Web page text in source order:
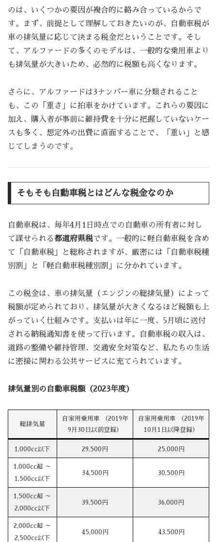
のは、いくつかの要因が複合的に絡み合っているからで
す。まず、前提として理解しておきたいのが、自動車税が
車の排気量に応じて決まる税金だということです。そし
て、アルファードの多くのモデルは、一般的な乗用車より
も排気量が大きいため、必然的に税額も高くなります。
さらに、アルファードは3ナンバー車に分類されること
も、この「重さ」に拍車をかけています。これらの要因に
加え、購入者が事前に維持費を十分に把握していないケー
スも多く、想定外の出費に直面することで、「重い」と感
じてしまうのです。
そもそも自動車税とはどんな税金なのか
自動車税は、毎年4月1日時点での自動車の所有者に対し
て課せられる都道府県税です。一般的に軽自動車税を含め
て「自動車税」と総称されますが、厳密には「自動車税種
別割」と「軽自動車税種別割」に分かれています。
この税金は、車の排気量（エンジンの総排気量）によって
税額が定められており、排気量が大きくなるほど税額も上
がっていく仕組みです。支払いは年に一度、5月頃に送付
される納税通知書を使って行います。自動車税の収入は、
道路の整備や維持管理、交通安全対策など、私たちの生活
に密接に関わる公共サービスに充てられています。
排気量別の自動車税額（2023年度）
総排気量
自家用乗用車 （2019年
9月30日以前登録）
自家用乗用車 （2019年
10月1日以降登録）
1,000cc以下 29,500円 25,000円
1,000cc超 ～
1,500cc以下
34,500円 30,500円
1,500cc超 ～
2,000cc以下
39,500円 36,000円
2,000cc超 ～
2,500cc以下
45,000円 43,500円